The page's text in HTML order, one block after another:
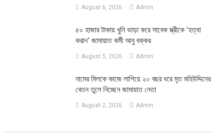
August 6, 2026 Admin
৫০ হাজার টাকায় খুনি ভাড়া করে সাবেক স্ত্রীকে ‘হত্যা
করান’ জামায়াত কর্মী আবু বক্কর
August 5, 2026 Admin
নামের মিলকে কাজে লাগিয়ে ২০ বছর ধরে মৃত মহিউদ্দিনের
বেতন তুলে নিচ্ছেন জামায়াত নেতা
August 2, 2026 Admin